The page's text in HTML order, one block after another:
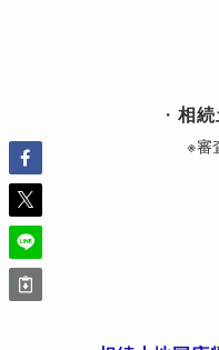
・相
※審